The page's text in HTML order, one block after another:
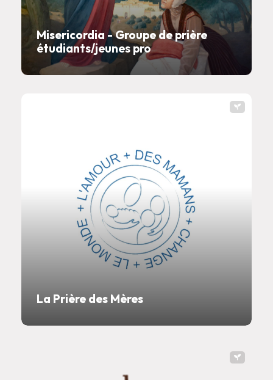
Misericordia - Groupe de prière
étudiants/jeunes pro
La Prière des Mères